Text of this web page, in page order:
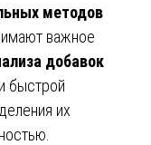
методов
важное
добавок
быстрой
их